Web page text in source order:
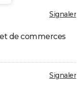
Signaler
de commerces
Signaler